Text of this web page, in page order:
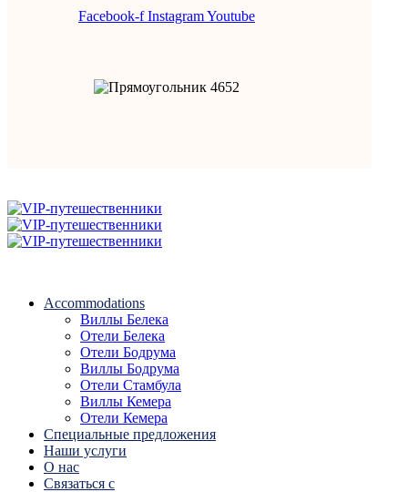
Facebook-f InstagramYoutube
Accommodations
Виллы Белека
Отели Белека
Отели Бодрума
Виллы Бодрума
Отели Стамбула
Виллы Кемера
Отели Кемера
Специальные предложения
Наши услуги
О нас
Связаться с